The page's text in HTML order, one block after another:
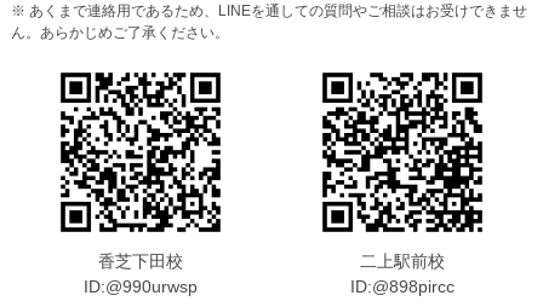
※ あくまで連絡用であるため、LINEを通しての質問やご相談はお受けできませ
ん。あらかじめご了承ください。
香芝下田校
ID:@990urwsp
二上駅前校
ID:@898pircc